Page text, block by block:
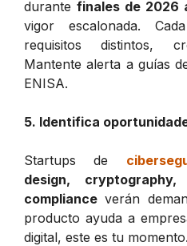
durante finales de 2026
vigor escalonada.
requisitos distintos,
Mantente alerta a guías
ENISA.
5. Identifica
Startups de
design,
compliance verán
producto ayuda a
digital, este es tu momento.